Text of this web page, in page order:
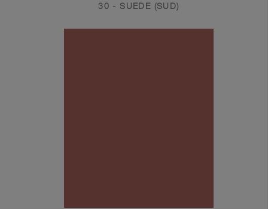
30 - SUEDE (SUD)